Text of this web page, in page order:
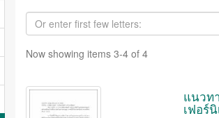
Now showing items 3-4 of 4
แนวท
เฟอร์